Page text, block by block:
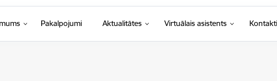
Pakalpojumi Aktualitātes Virtuālais asistents Kontakti